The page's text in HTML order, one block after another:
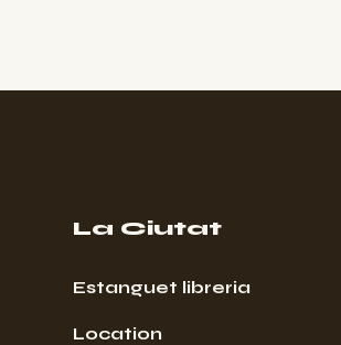
La Ciutat
Estanguet libreria
Location